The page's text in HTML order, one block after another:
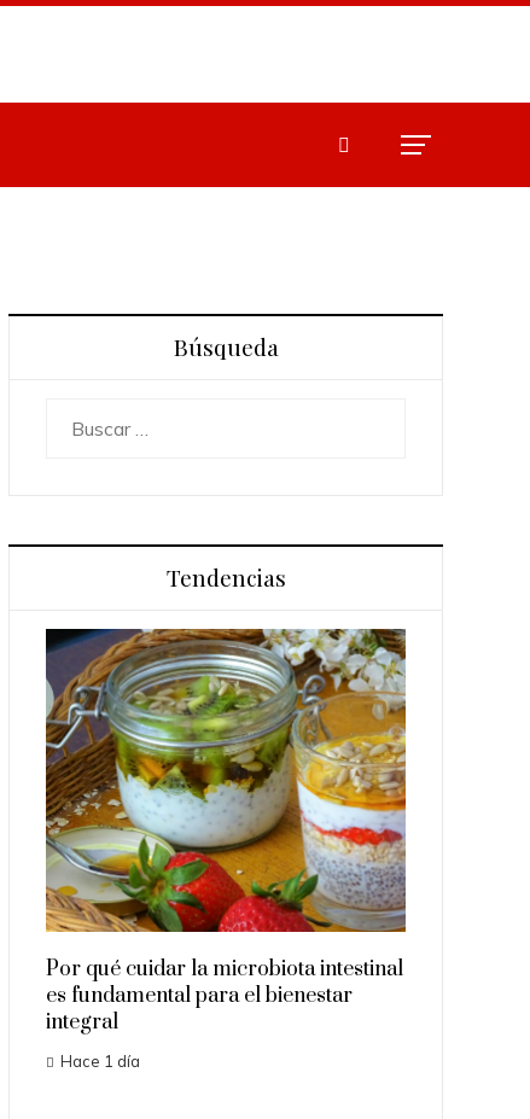
Búsqueda
Tendencias
Por qué cuidar la microbiota intestinal
es fundamental para el bienestar
integral
Hace 1 día